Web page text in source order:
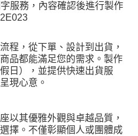
服務，內容確認後進行製作
程，從下單、設計到出貨，
品都能滿足您的需求。製作
日），並提供快速出貨服
現心意。
以其優雅外觀與卓越品質，
擇。不僅彰顯個人或團體成